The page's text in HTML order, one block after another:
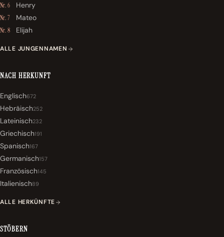
Nr. 6 Henry
Nr. 7 Mateo
Nr. 8 Elijah
ALLE JUNGENNAMEN
NACH HERKUNFT
Englisch672
Hebräisch252
Lateinisch232
Griechisch191
Spanisch167
Germanisch157
Französisch145
Italienisch89
ALLE HERKÜNFTE
STÖBERN